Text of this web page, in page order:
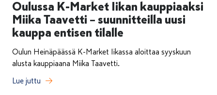
Oulussa K-Market Iikan kauppiaaksi
Miika Taavetti – suunnitteilla uusi
kauppa entisen tilalle
Oulun Heinäpäässä K-Market Iikassa aloittaa syyskuun
alusta kauppiaana Miika Taavetti.
Lue juttu